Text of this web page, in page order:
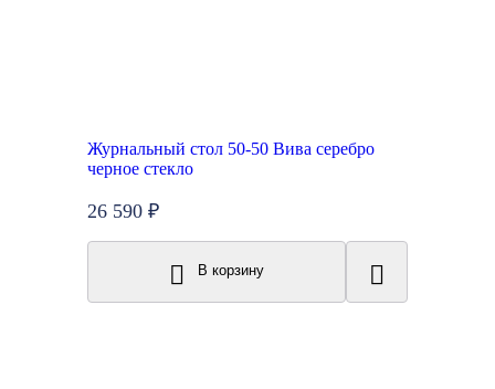
Журнальный стол 50-50 Вива серебро
черное стекло
26 590 ₽
В корзину